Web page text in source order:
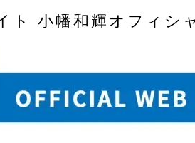
ト 小幡和輝オフィシ